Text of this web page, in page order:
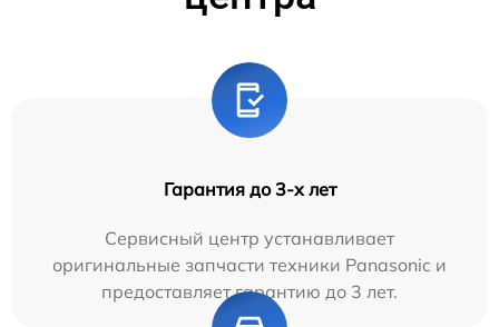
Гарантия до 3-х лет
Сервисный центр устанавливает
оригинальные запчасти техники Panasonic и
предоставляет гарантию до 3 лет.